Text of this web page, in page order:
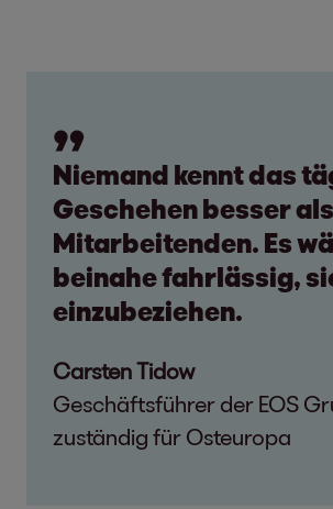
Niemand kennt das
Geschehen besser
Mitarbeitenden. Es
beinahe fahrlässig,
einzubeziehen.
Carsten Tidow
Geschäftsführer der EOS
zuständig für Osteuropa